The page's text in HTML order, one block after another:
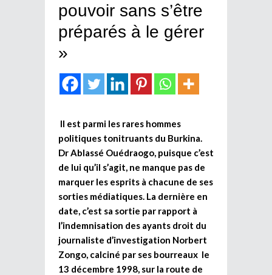
pouvoir sans s’être
préparés à le gérer
»
Il est parmi les rares hommes
politiques tonitruants du Burkina.
Dr Ablassé Ouédraogo, puisque c’est
de lui qu’il s’agit, ne manque pas de
marquer les esprits à chacune de ses
sorties médiatiques. La dernière en
date, c’est sa sortie par rapport à
l’indemnisation des ayants droit du
journaliste d’investigation Norbert
Zongo, calciné par ses bourreaux le
13 décembre 1998, sur la route de